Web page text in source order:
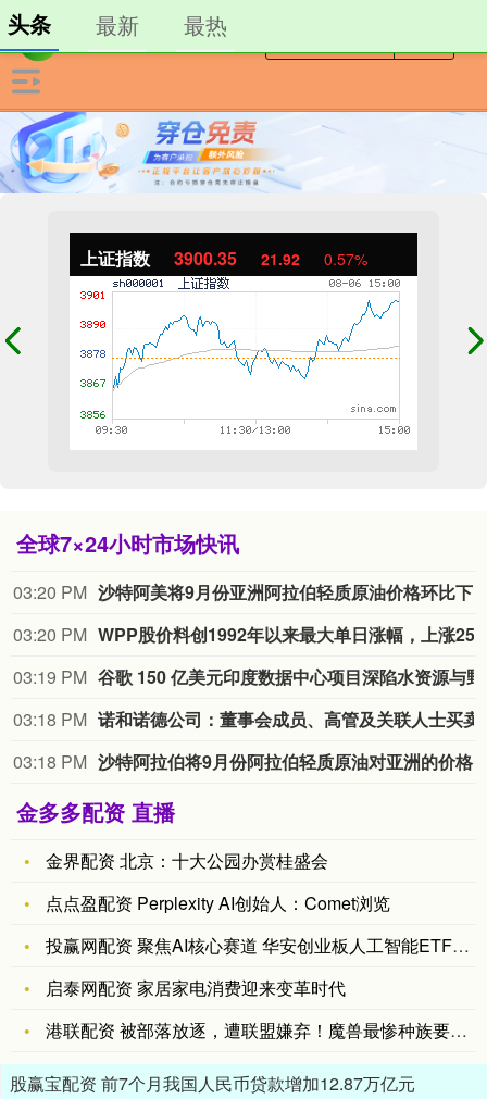
上证指数 3900.35 21.92 0.57%
全球7×24小时市场快讯
03:20 PM
03:20 PM WPP股价料创1992年以来最大单日涨幅，上涨25%至11个月高位。
03:19 PM
03:18 PM
03:18 PM
金多多配资 直播
金界配资 北京：十大公园办赏桂盛会
点点盈配资 Perplexity AI创始人：Comet浏览
投赢网配资 聚焦AI核心赛道 华安创业板人工智能ETF9月4
启泰网配资 家居家电消费迎来变革时代
港联配资 被部落放逐，遭联盟嫌弃！魔兽最惨种族要成12.0救
股赢宝配资 前7个月我国人民币贷款增加12.87万亿元
头条 最新 最热